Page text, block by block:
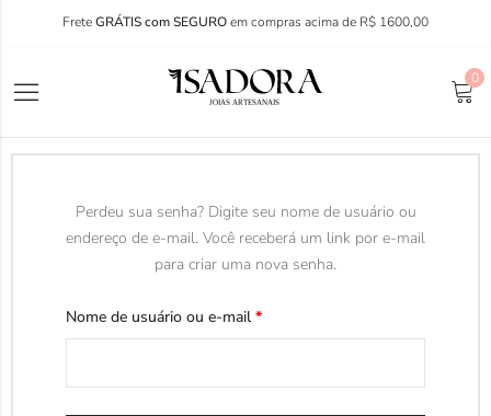
FreteGRÁTIS com SEGUROem compras acima de R$ 1600,00
0
Perdeu sua senha? Digite seu nome de usuário ou
endereço de e-mail. Você receberá um link por e-mail
para criar uma nova senha.
Nome de usuário ou e-mail *